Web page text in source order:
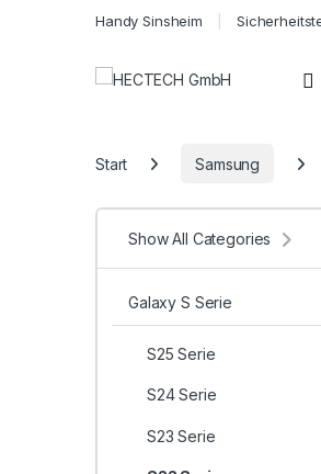
Handy Sinsheim
Start Samsung
Show All Categories
Galaxy S Serie
S25 Serie
S24 Serie
S23 Serie